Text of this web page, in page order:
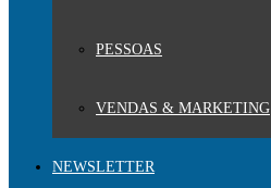
PESSOAS
VENDAS & MARKETING
NEWSLETTER